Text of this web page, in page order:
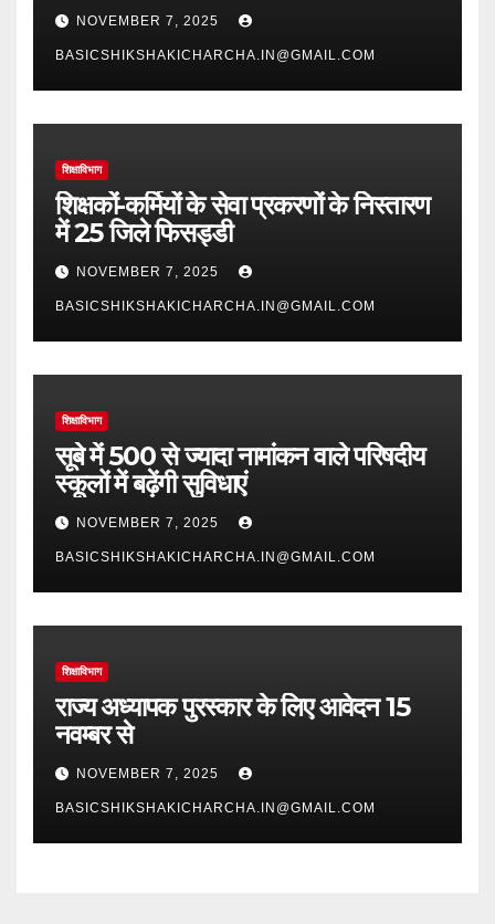
NOVEMBER 7, 2025
BASICSHIKSHAKICHARCHA.IN@GMAIL.COM
शिक्षाविभाग
शिक्षकों-कर्मियों के सेवा प्रकरणों के निस्तारण
में 25 जिले फिसड्डी
NOVEMBER 7, 2025
BASICSHIKSHAKICHARCHA.IN@GMAIL.COM
शिक्षाविभाग
सूबे में 500 से ज्यादा नामांकन वाले परिषदीय
स्कूलों में बढ़ेंगी सुविधाएं
NOVEMBER 7, 2025
BASICSHIKSHAKICHARCHA.IN@GMAIL.COM
शिक्षाविभाग
राज्य अध्यापक पुरस्कार के लिए आवेदन 15
नवम्बर से
NOVEMBER 7, 2025
BASICSHIKSHAKICHARCHA.IN@GMAIL.COM